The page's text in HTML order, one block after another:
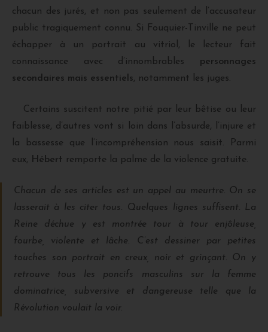
chacun des jurés, et non pas seulement de l’accusateur
public tragiquement connu. Si Fouquier-Tinville ne peut
échapper à un portrait au vitriol, le lecteur fait
connaissance avec d’innombrables personnages
secondaires mais essentiels, notamment les juges.
Certains suscitent notre pitié par leur bêtise ou leur
faiblesse, d’autres vont si loin dans l’absurde, l’injure et
la bassesse que l’incompréhension nous saisit. Parmi
eux,
Hébert remporte la palme de la violence gratuite.
Chacun de ses articles est un appel au meurtre. On se
lasserait à les citer tous. Quelques lignes suffisent. La
Reine déchue y est montrée tour à tour enjôleuse,
fourbe, violente et lâche. C’est dessiner par petites
touches son portrait en creux, noir et grinçant. On y
retrouve tous les poncifs masculins sur la femme
dominatrice, subversive et dangereuse telle que la
Révolution voulait la voir.